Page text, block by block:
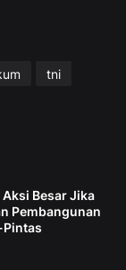
tni
Aksi Besar Jika
Pembangunan